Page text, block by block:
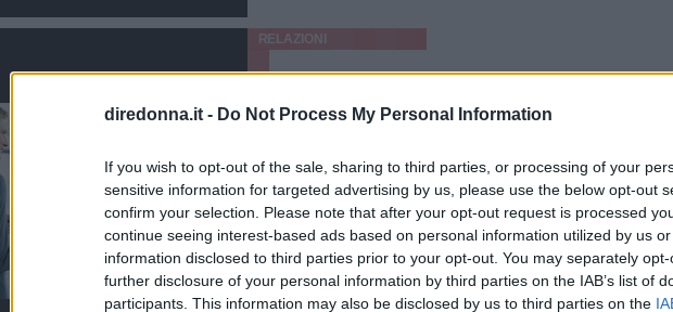
diredonna.it - Do Not Process My Personal Information
If you wish to opt-out of the sale, sharing to third parties, or processing of your
sensitive information for targeted advertising by us, please use the below opt-out
confirm your selection. Please note that after your opt-out request is processed
continue seeing interest-based ads based on personal information utilized by us
information disclosed to third parties prior to your opt-out. You may separately
further disclosure of your personal information by third parties on the IAB’s list of
participants. This information may also be disclosed by us to third parties on the
RELAZIONI
Come troncare una
relazione nata in ufficio
Una relazione nata in ufficio può rivelarsi
una bella esperienza oppure un rapporto
soffocante: in questo caso, come fare per
troncare?
FRANCESCO DI IORIO